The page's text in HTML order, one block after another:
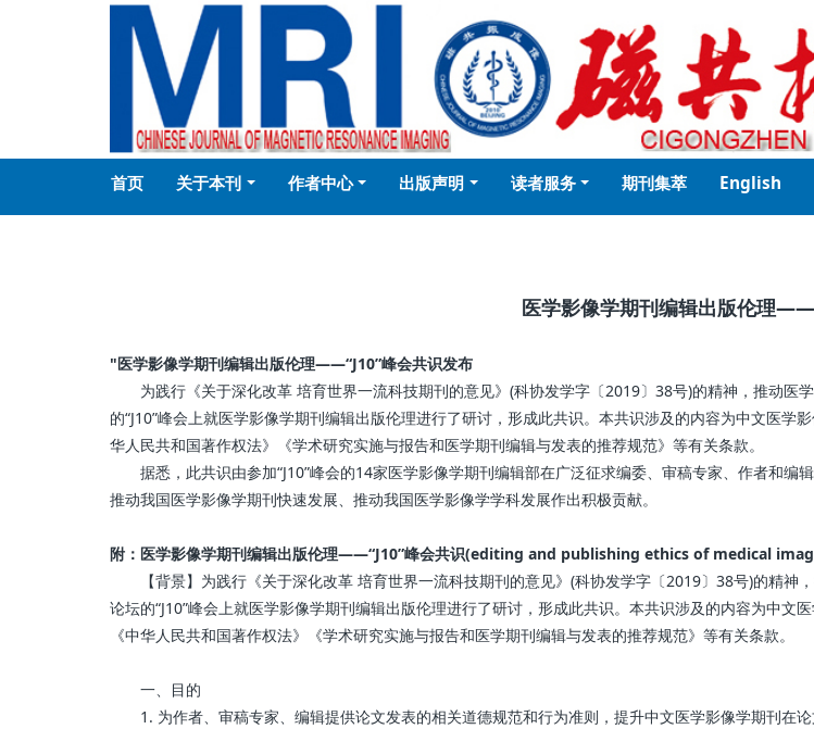
首页 关于本刊 作者中心 出版声明 读者服务 期刊集萃 English
医学影像学期刊编辑出版伦理
"医学影像学期刊编辑出版伦理——“J10”峰会共识发布
为践行《关于深化改革 培育世界一流科技期刊的意见》(科协发学字〔2019〕38号)的精神，推动医
的“J10”峰会上就医学影像学期刊编辑出版伦理进行了研讨，形成此共识。本共识涉及的内容为中文医
华人民共和国著作权法》《学术研究实施与报告和医学期刊编辑与发表的推荐规范》等有关条款。
据悉，此共识由参加“J10”峰会的14家医学影像学期刊编辑部在广泛征求编委、审稿专家、作者和编
推动我国医学影像学期刊快速发展、推动我国医学影像学学科发展作出积极贡献。
附：医学影像学期刊编辑出版伦理——“J10”峰会共识(editing and publishing ethics of medical
【背景】为践行《关于深化改革 培育世界一流科技期刊的意见》(科协发学字〔2019〕38号)的精神
论坛的“J10”峰会上就医学影像学期刊编辑出版伦理进行了研讨，形成此共识。本共识涉及的内容为中
《中华人民共和国著作权法》《学术研究实施与报告和医学期刊编辑与发表的推荐规范》等有关条款。
一、目的
1. 为作者、审稿专家、编辑提供论文发表的相关道德规范和行为准则，提升中文医学影像学期刊在论